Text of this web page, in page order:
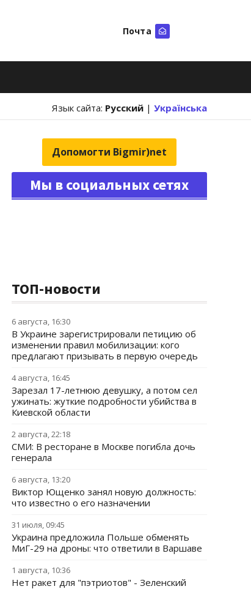
Почта
Язык сайта: Русский | Українська
Допомогти Bigmir)net
Мы в социальных сетях
ТОП-новости
6 августа, 16:30
В Украине зарегистрировали петицию об
изменении правил мобилизации: кого
предлагают призывать в первую очередь
4 августа, 16:45
Зарезал 17-летнюю девушку, а потом сел
ужинать: жуткие подробности убийства в
Киевской области
2 августа, 22:18
СМИ: В ресторане в Москве погибла дочь
генерала
6 августа, 13:20
Виктор Ющенко занял новую должность:
что известно о его назначении
31 июля, 09:45
Украина предложила Польше обменять
МиГ-29 на дроны: что ответили в Варшаве
1 августа, 10:36
Нет ракет для "пэтриотов" - Зеленский